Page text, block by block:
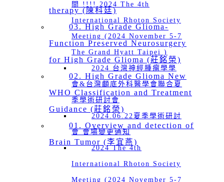
間 !!!! 2024 The 4th
International Rhoton Society
Meeting (2024 November 5-7
The Grand Hyatt Taipei )
2024 台灣神經腫瘤學學
會&台灣顱底外科醫學會聯合夏
季學術研討會
2024.06.22夏季學術研討
會 會場變更通知
2024 The 4th
International Rhoton Society
Meeting (2024 November 5-7
therapy (陳科廷)
03. High Grade Glioma-
Function Preserved Neurosurgery
for High Grade Glioma (莊銘榮)
02. High Grade Glioma New
WHO Classification and Treatment
Guidance (莊銘榮)
01. Overview and detection of
Brain Tumor (李宜燕)